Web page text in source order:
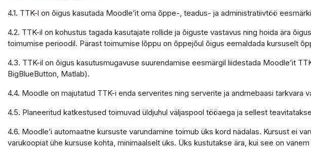
4.1. TTK-l on õigus kasutada Moodle’it oma õppe-, teadus- ja administratiivtöö
4.2. TTK-il on kohustus tagada kasutajate rollide ja õiguste vastavus ning hoida ära
toimumise perioodil. Pärast toimumise lõppu on õppejõul õigus eemaldada kursuselt
4.3. TTK-il on õigus kasutusmugavuse suurendamise eesmärgil liidestada Moodle’it
BigBlueButton, Matlab).
4.4. Moodle on majutatud TTK-i enda serverites ning serverite ja andmebaasi tarkvara
4.5. Planeeritud katkestused toimuvad üldjuhul väljaspool tööaega ja sellest
4.6. Moodle’i automaatne kursuste varundamine toimub üks kord nädalas. Kursust ei
varukoopiat ühe kursuse kohta, minimaalselt üks. Üks kustutakse ära, kui see on